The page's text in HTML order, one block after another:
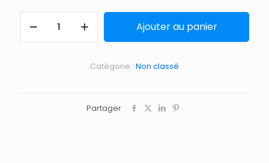
Ajouter au panier
Catégorie : Non classé
Partager